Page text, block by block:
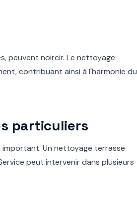
peuvent noircir. Le nettoyage
contribuant ainsi à l'harmonie du
particuliers
important. Un nettoyage terrasse
peut intervenir dans plusieurs